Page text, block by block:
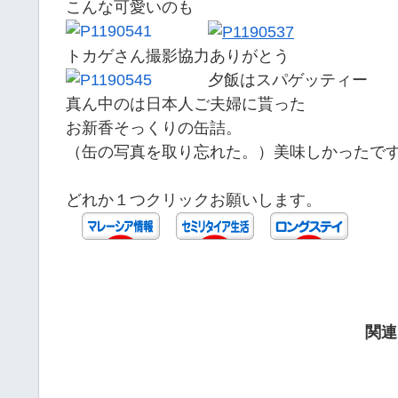
こんな可愛いのも
トカゲさん撮影協力ありがとう
夕飯はスパゲッティー
真ん中のは日本人ご夫婦に貰った
お新香そっくりの缶詰。
（缶の写真を取り忘れた。）美味しかったです
どれか１つクリックお願いします。
関